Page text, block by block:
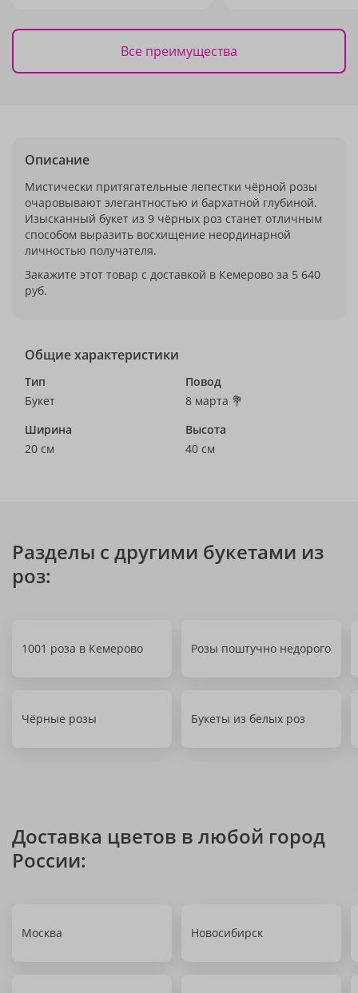
Все преимущества
Описание
Мистически притягательные лепестки чёрной розы
очаровывают элегантностью и бархатной глубиной.
Изысканный букет из 9 чёрных роз станет отличным
способом выразить восхищение неординарной
личностью получателя.
Закажите этот товар с доставкой в Кемерово за 5 640
руб.
Общие характеристики
Тип
Букет
Повод
8 марта 💐
Ширина
20 см
Высота
40 см
Разделы с другими букетами из
роз:
1001 роза в Кемерово Розы поштучно недорого
Чёрные розы Букеты из белых роз
Доставка цветов в любой город
России:
Москва Новосибирск